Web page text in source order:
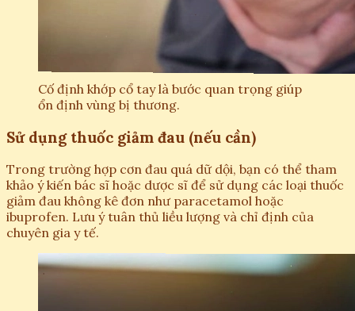
Cố định khớp cổ tay là bước quan trọng giúp
ổn định vùng bị thương.
Sử dụng thuốc giảm đau (nếu cần)
Trong trường hợp cơn đau quá dữ dội, bạn có thể tham
khảo ý kiến bác sĩ hoặc dược sĩ để sử dụng các loại thuốc
giảm đau không kê đơn như paracetamol hoặc
ibuprofen. Lưu ý tuân thủ liều lượng và chỉ định của
chuyên gia y tế.